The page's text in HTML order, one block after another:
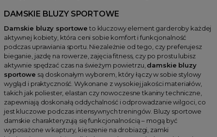
DAMSKIE BLUZY SPORTOWE
Damskie bluzy sportowe to kluczowy element garderoby każdej
aktywnej kobiety, która ceni sobie komfort i funkcjonalność
podczas uprawiania sportu. Niezależnie od tego, czy preferujesz
bieganie, jazdę na rowerze, zajęcia fitness, czy po prostu lubisz
aktywnie spędzać czas na świeżym powietrzu, damskie bluzy
sportowe są doskonałym wyborem, który łączy w sobie stylowy
wygląd i praktyczność. Wykonane z wysokiej jakości materiałów,
takich jak poliester, elastan czy nowoczesne tkaniny techniczne,
zapewniają doskonałą oddychalność i odprowadzanie wilgoci, co
jest kluczowe podczas intensywnych treningów. Bluzy sportowe
damskie charakteryzują się funkcjonalnością – mogą być
wyposażone w kaptury, kieszenie na drobiazgi, zamki